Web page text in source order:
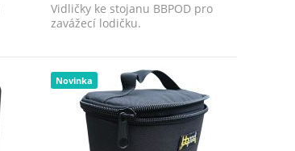
Vidličky ke stojanu BBPOD pro
zavážecí lodičku.
Novinka